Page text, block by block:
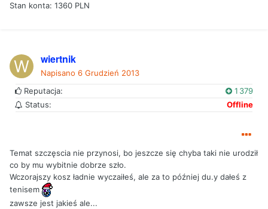
Stan konta: 1360 PLN
wiertnik
Napisano 6 Grudzień 2013
Reputacja:
1 379
Status:
Offline
Temat szczęscia nie przynosi, bo jeszcze się chyba taki nie urodził
co by mu wybitnie dobrze szło.
Wczorajszy kosz ładnie wyczaiłeś, ale za to później du.y dałeś z
tenisem
zawsze jest jakieś ale...